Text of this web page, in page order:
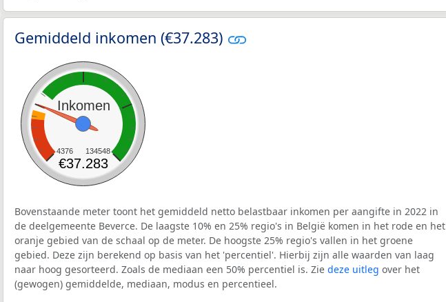
Gemiddeld inkomen (€37.283)
Inkomen
4376 134548
€37.283
Bovenstaande meter toont het gemiddeld netto belastbaar inkomen per aangifte in 2022 in
de deelgemeente Beverce. De laagste 10% en 25% regio's in België komen in het rode en het
oranje gebied van de schaal op de meter. De hoogste 25% regio's vallen in het groene
gebied. Deze zijn berekend op basis van het 'percentiel'. Hierbij zijn alle waarden van laag
naar hoog gesorteerd. Zoals de mediaan een 50% percentiel is. Zie deze uitleg over het
(gewogen) gemiddelde, mediaan, modus en percentieel.